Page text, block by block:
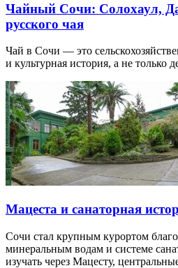
Чайный Сочи: Солохаул,
русского чая
Чай в Сочи — это
и культурная история, а не только
Мацеста и санаторная
Сочи стал крупным курортом
минеральным водам и системе
изучать через Мацесту,